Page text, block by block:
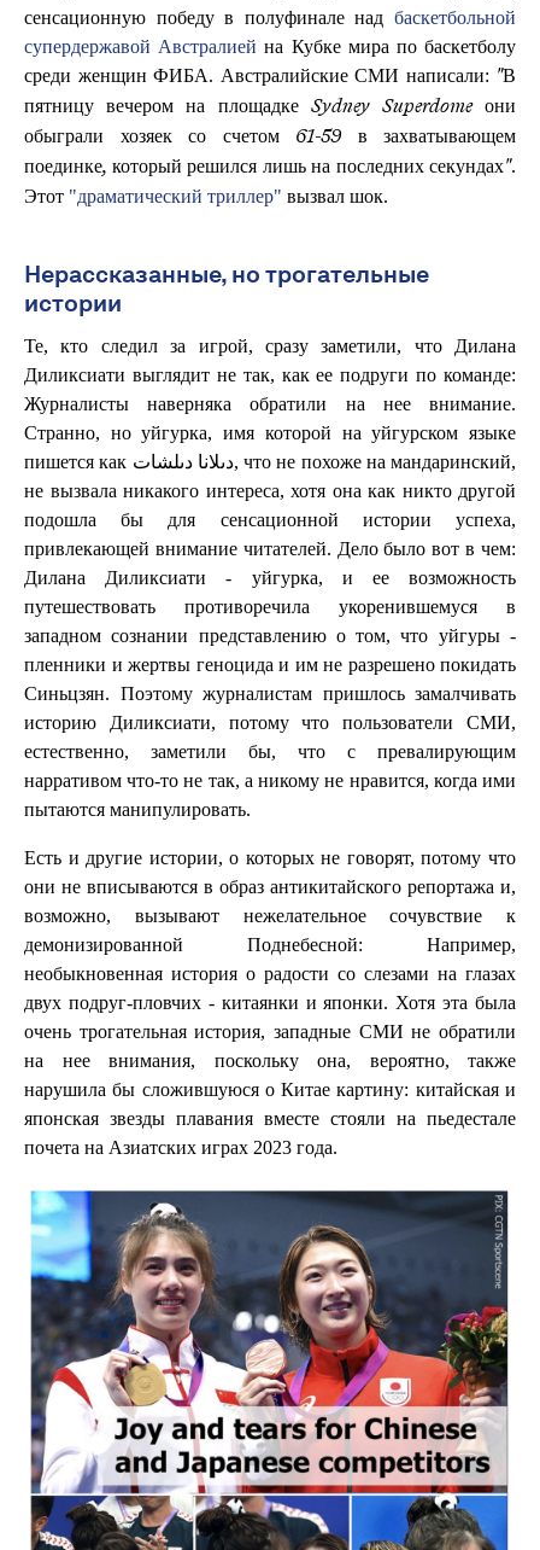
сенсационную победу в полуфинале над баскетбольной
супердержавой Австралией на Кубке мира по баскетболу
среди женщин ФИБА. Австралийские СМИ написали: "В
пятницу вечером на площадке Sydney Superdome они
обыграли хозяек со счетом 61-59 в захватывающем
поединке, который решился лишь на последних секундах".
Этот "драматический триллер" вызвал шок.
Нерассказанные, но трогательные
истории
Те, кто следил за игрой, сразу заметили, что Дилана
Диликсиати выглядит не так, как ее подруги по команде:
Журналисты наверняка обратили на нее внимание.
Странно, но уйгурка, имя которой на уйгурском языке
пишется как دىلانا دىلشات, что не похоже на мандаринский,
не вызвала никакого интереса, хотя она как никто другой
подошла бы для сенсационной истории успеха,
привлекающей внимание читателей. Дело было вот в чем:
Дилана Диликсиати - уйгурка, и ее возможность
путешествовать противоречила укоренившемуся в
западном сознании представлению о том, что уйгуры -
пленники и жертвы геноцида и им не разрешено покидать
Синьцзян. Поэтому журналистам пришлось замалчивать
историю Диликсиати, потому что пользователи СМИ,
естественно, заметили бы, что с превалирующим
нарративом что-то не так, а никому не нравится, когда ими
пытаются манипулировать.
Есть и другие истории, о которых не говорят, потому что
они не вписываются в образ антикитайского репортажа и,
возможно, вызывают нежелательное сочувствие к
демонизированной Поднебесной: Например,
необыкновенная история о радости со слезами на глазах
двух подруг-пловчих - китаянки и японки. Хотя эта была
очень трогательная история, западные СМИ не обратили
на нее внимания, поскольку она, вероятно, также
нарушила бы сложившуюся о Китае картину: китайская и
японская звезды плавания вместе стояли на пьедестале
почета на Азиатских играх 2023 года.